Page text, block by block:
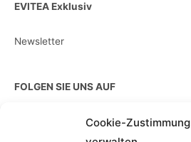
Cookie-Zustimmung
EVITEA Exklusiv
Newsletter
FOLGEN SIE UNS AUF